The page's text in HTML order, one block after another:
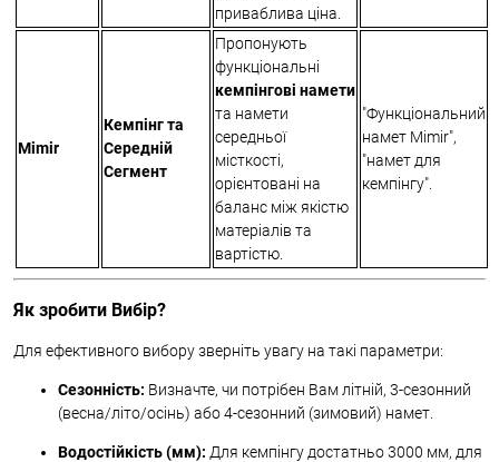
приваблива ціна.
Mimir
Кемпінг та
Середній
Сегмент
Пропонують
функціональні
кемпінгові намети
та намети
середньої
місткості,
орієнтовані на
баланс між якістю
матеріалів та
вартістю.
"Функціональний
намет Mimir",
"намет для
кемпінгу".
Як зробити Вибір?
Для ефективного вибору зверніть увагу на такі параметри:
Сезонність: Визначте, чи потрібен Вам літній, 3-сезонний
(весна/літо/осінь) або 4-сезонний (зимовий) намет.
Водостійкість (мм): Для кемпінгу достатньо 3000 мм, для